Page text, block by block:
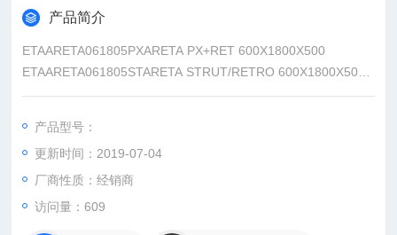
产品简介
ETAARETA061805PXARETA PX+RET 600X1800X500
ETAARETA061805STARETA STRUT/RETRO 600X1800X500
ETAARETA061806DPARETA POR+POR 600X1800X600
ETA
产品型号：
更新时间：2019-07-04
厂商性质：经销商
访问量：609